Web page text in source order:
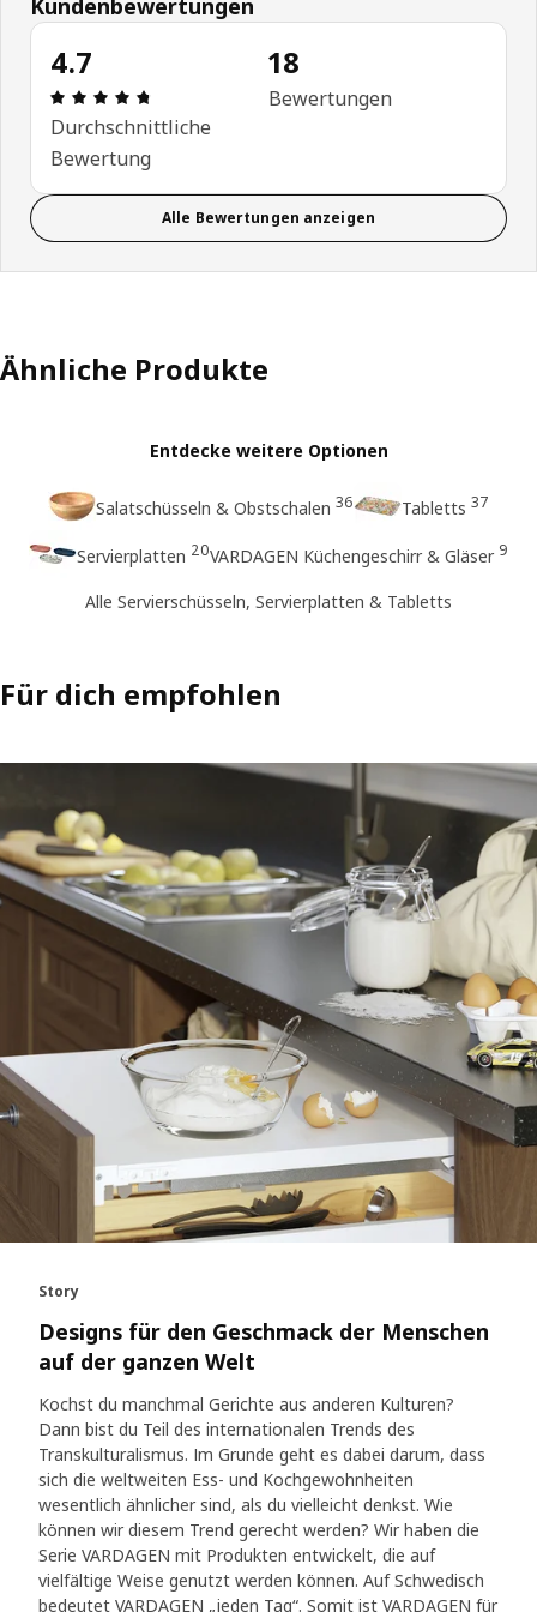
4.7
Bewertung: 4.7 von 5 Sterne Anzahl der
Durchschnittliche
Bewertung
18
Bewertungen
Alle Bewertungen anzeigen
Ähnliche Produkte
Entdecke weitere Optionen
Salatschüsseln & Obstschalen 36 Tabletts 37
Servierplatten 20VARDAGEN Küchengeschirr & Gläser 9
Alle Servierschüsseln, Servierplatten & Tabletts
Für dich empfohlen
Story
Designs für den Geschmack der Menschen
auf der ganzen Welt
Kochst du manchmal Gerichte aus anderen Kulturen?
Dann bist du Teil des internationalen Trends des
Transkulturalismus. Im Grunde geht es dabei darum, dass
sich die weltweiten Ess- und Kochgewohnheiten
wesentlich ähnlicher sind, als du vielleicht denkst. Wie
können wir diesem Trend gerecht werden? Wir haben die
Serie VARDAGEN mit Produkten entwickelt, die auf
vielfältige Weise genutzt werden können. Auf Schwedisch
bedeutet VARDAGEN „jeden Tag“. Somit ist VARDAGEN für